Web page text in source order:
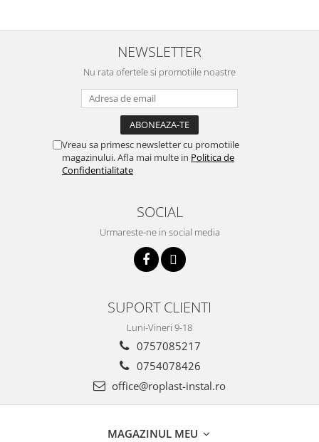
Radiatoare din aluminiu
Radiatoare din aluminiu Vox Extra
Calorifere decorative
Boilere si Puffere
Boilere termoelectrice
Puffere/Stocatoare de caldura
Puffer cu serpentina pentru A.C.M.
Puffer pentru pompe de caldura
Aparate de Aer conditionat 9000
NEWSLETTER
Nu rata ofertele si promotiile noastre
Vreau sa primesc newsletter cu promotiile
magazinului. Afla mai multe in Politica de
Confidentialitate
SOCIAL
Urmareste-ne in social media
SUPORT CLIENTI
Luni-Vineri 9-18
0757085217
0754078426
office@roplast-instal.ro
MAGAZINUL MEU